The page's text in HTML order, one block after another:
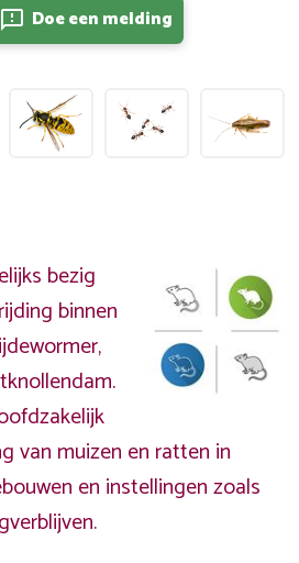
feedback Doe een melding
bezig
binnen
van muizen en ratten in
en instellingen zoals